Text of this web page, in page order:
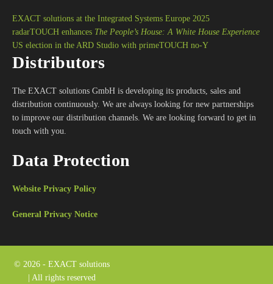
EXACT solutions at the Integrated Systems Europe 2025
radarTOUCH enhances The People’s House: A White House Experience
US election in the ARD Studio with primeTOUCH no-Y
Distributors
The EXACT solutions GmbH is developing its products, sales and
distribution continuously. We are always looking for new partnerships
to improve our distribution channels. We are looking forward to get in
touch with you.
Data Protection
Website Privacy Policy
General Privacy Notice
© 2026 - EXACT solutions
| All rights reserved